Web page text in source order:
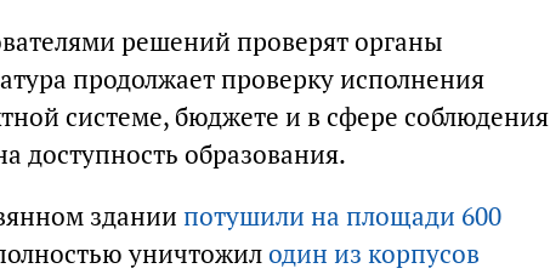
решений проверят органы
продолжает проверку исполнения
системе, бюджете и в сфере соблюдения
доступность образования.
здании потушили на площади 600
уничтожилодин из корпусов